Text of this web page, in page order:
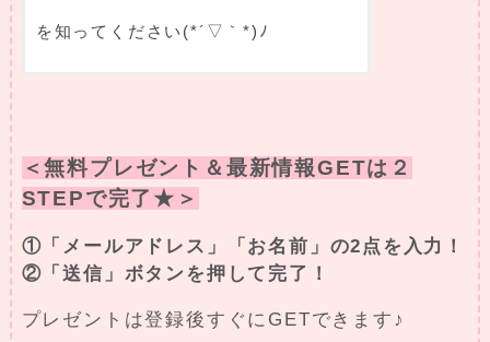
を知ってください(*´▽｀*)ﾉ
＜無料プレゼント＆最新情報GETは２
STEPで完了★＞
①「メールアドレス」「お名前」の2点を入力！
②「送信」ボタンを押して完了！
プレゼントは登録後すぐにGETできます♪